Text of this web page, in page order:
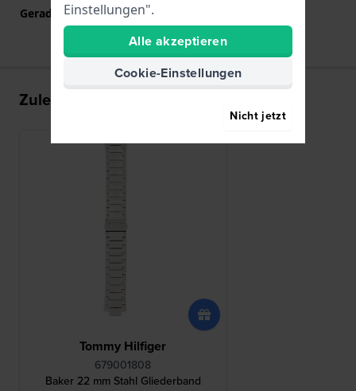
Gerade Bandhalterung
Zuletzt angesehen
Tommy Hilfiger
679001808
Baker 22 mm Stahl Gliederband
Einstellungen".
Alle akzeptieren
Cookie-Einstellungen
Nicht jetzt